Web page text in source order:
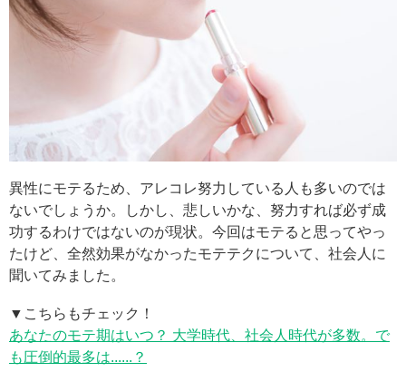
異性にモテるため、アレコレ努力している人も多いのでは
ないでしょうか。しかし、悲しいかな、努力すれば必ず成
功するわけではないのが現状。今回はモテると思ってやっ
たけど、全然効果がなかったモテテクについて、社会人に
聞いてみました。
▼こちらもチェック！
あなたのモテ期はいつ？ 大学時代、社会人時代が多数。で
も圧倒的最多は......？